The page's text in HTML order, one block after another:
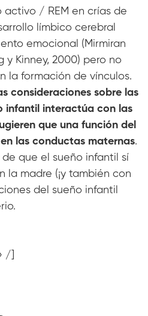
activo / REM en crías de
límbico cerebral
emocional (Mirmiran
y Kinney, 2000) pero no
la formación de vínculos.
consideraciones sobre las
infantil interactúa con las
que una función del
las conductas maternas.
que el sueño infantil sí
la madre (¡y también con
del sueño infantil
/]